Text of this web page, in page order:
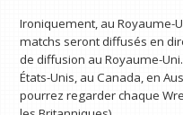
Ironiquement, au Royaume-
matchs seront diffusés en
de diffusion au Royaume-
États-Unis, au Canada, en
pourrez regarder chaque